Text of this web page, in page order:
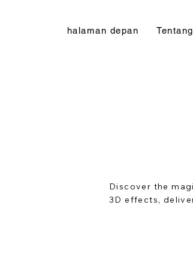
halaman depan
Discover the
3D effects,